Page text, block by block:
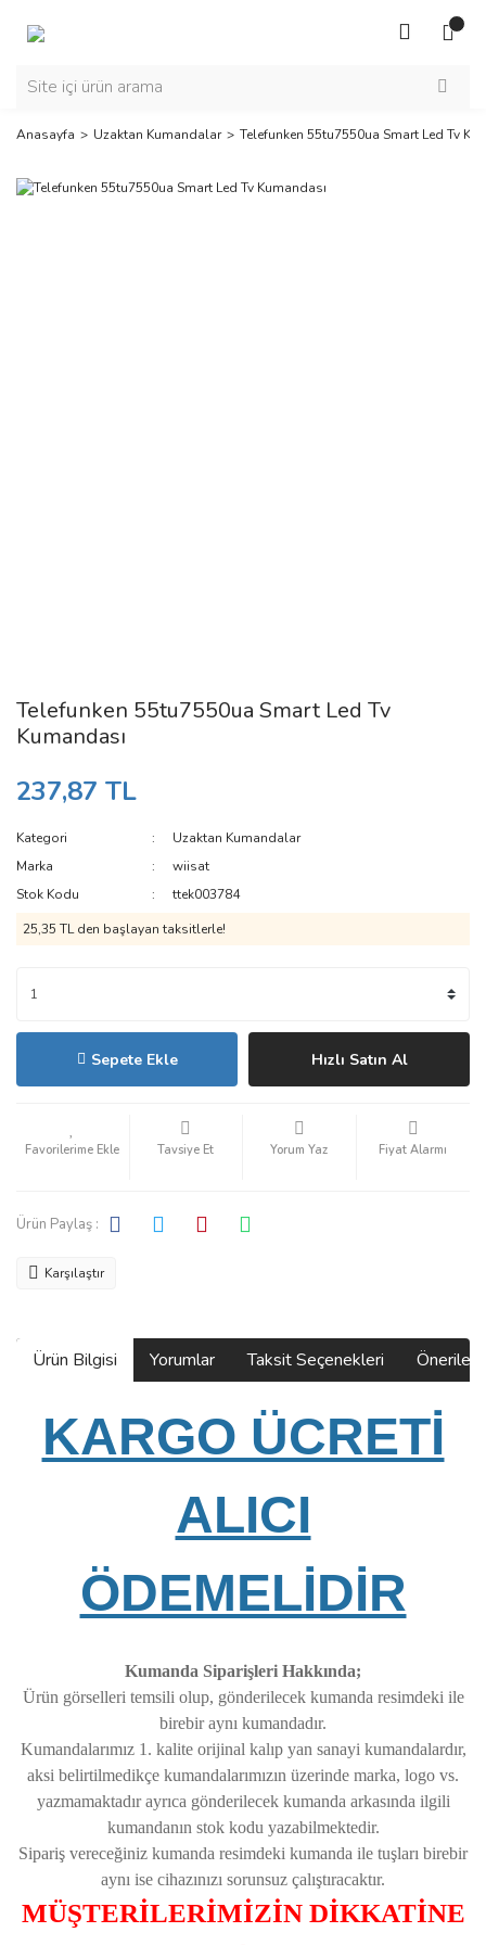
Anasayfa Uzaktan Kumandalar Telefunken 55tu7550ua Smart Led Tv
Telefunken 55tu7550ua Smart Led Tv
Kumandası
237,87 TL
Kategori
Uzaktan Kumandalar
Marka
wiisat
Stok Kodu
ttek003784
25,35 TL den başlayan taksitlerle!
Sepete Ekle Hızlı Satın Al
Tavsiye Et Yorum Yaz Fiyat Alarmı
Ürün Paylaş :
Karşılaştır
Ürün Bilgisi Yorumlar Taksit Seçenekleri
KARGO ÜCRETİ
ALICI
ÖDEMELİDİR
Kumanda Siparişleri Hakkında;
Ürün görselleri temsili olup, gönderilecek kumanda resimdeki ile
birebir aynı kumandadır.
Kumandalarımız 1. kalite orijinal kalıp yan sanayi kumandalardır,
aksi belirtilmedikçe kumandalarımızın üzerinde marka, logo vs.
yazmamaktadır ayrıca gönderilecek kumanda arkasında ilgili
kumandanın stok kodu yazabilmektedir.
Sipariş vereceğiniz kumanda resimdeki kumanda ile tuşları birebir
aynı ise cihazınızı sorunsuz çalıştıracaktır.
MÜŞTERİLERİMİZİN DİKKATİNE